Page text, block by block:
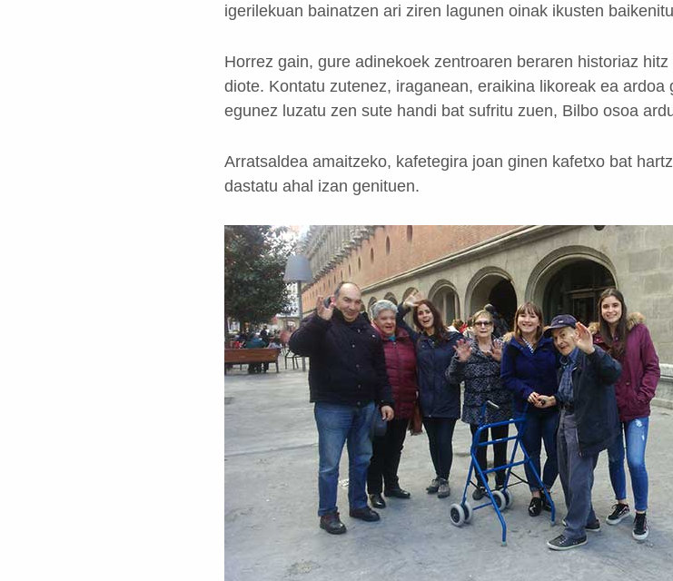
igerilekuan bainatzen ari ziren lagunen oinak ikusten
Horrez gain, gure adinekoek zentroaren beraren historiaz
diote. Kontatu zutenez, iraganean, eraikina likoreak ea
egunez luzatu zen sute handi bat sufritu zuen, Bilbo osoa
Arratsaldea amaitzeko, kafetegira joan ginen kafetxo bat
dastatu ahal izan genituen.